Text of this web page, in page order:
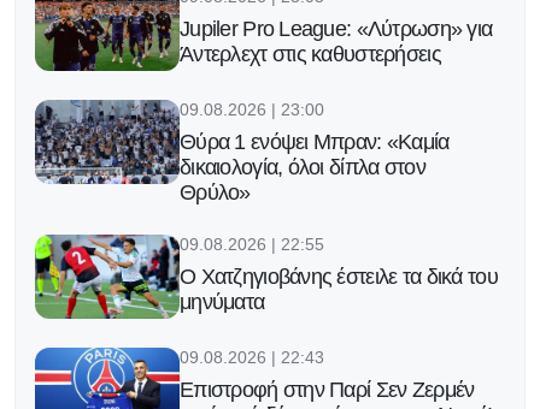
Jupiler Pro League: «Λύτρωση» για
Άντερλεχτ στις καθυστερήσεις
09.08.2026 | 23:00
Θύρα 1 ενόψει Μπραν: «Καμία
δικαιολογία, όλοι δίπλα στον
Θρύλο»
09.08.2026 | 22:55
Ο Χατζηγιοβάνης έστειλε τα δικά του
μηνύματα
09.08.2026 | 22:43
Επιστροφή στην Παρί Σεν Ζερμέν